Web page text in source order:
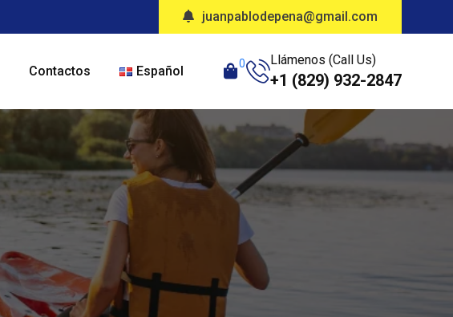
juanpablodepena@gmail.com
Contactos Español 0 Llámenos (Call Us)
+1 (829) 932-2847